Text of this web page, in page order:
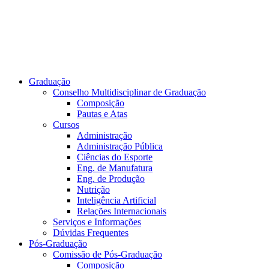
Graduação
Conselho Multidisciplinar de Graduação
Composição
Pautas e Atas
Cursos
Administração
Administração Pública
Ciências do Esporte
Eng. de Manufatura
Eng. de Produção
Nutrição
Inteligência Artificial
Relações Internacionais
Serviços e Informações
Dúvidas Frequentes
Pós-Graduação
Comissão de Pós-Graduação
Composição